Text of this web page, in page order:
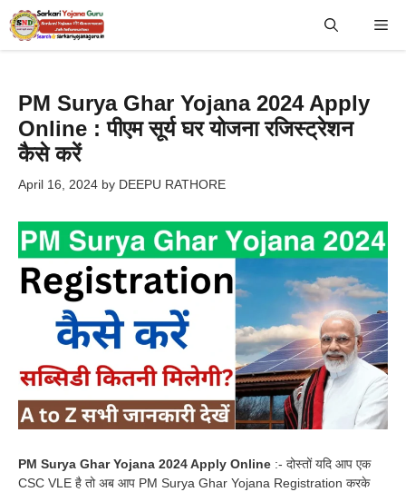
Skip
to
PM Surya Ghar Yojana 2024 Apply
Online : पीएम सूर्य घर योजना रजिस्ट्रेशन
कैसे करें
April 16, 2024 by DEEPU RATHORE
PM Surya Ghar Yojana 2024 Apply Online :- दोस्तों यदि आप एक
CSC VLE है तो अब आप PM Surya Ghar Yojana Registration करके